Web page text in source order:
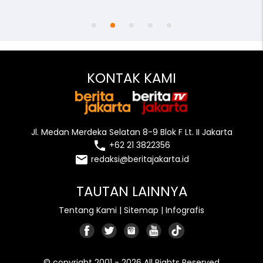
KONTAK KAMI
Jl. Medan Merdeka Selatan 8-9 Blok F Lt. II Jakarta
local_phone +62 21 3822356
email redaksi@beritajakarta.id
TAUTAN LAINNYA
Tentang Kami | Sitemap | Infografis